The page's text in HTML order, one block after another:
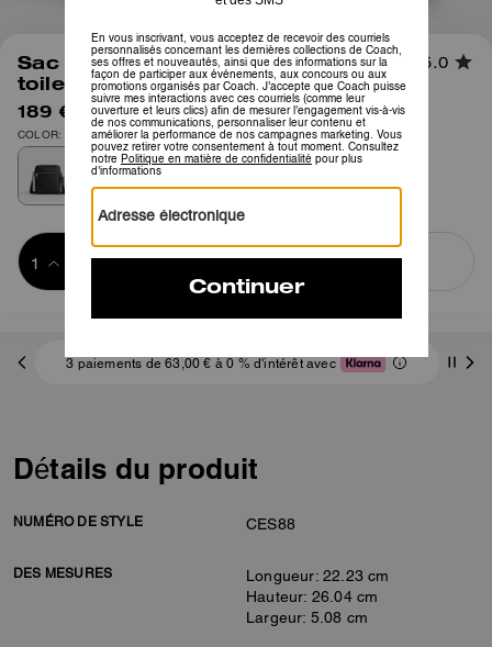
1/5
Sac bandoulière Tristan 22 en
toile Signature
5.0
189 € 295 €
COLOR: Argent/Noir exclusif
Ajouter au
3 paiements de 63,00 € à 0 % d'intérêt avec
Détails du produit
NUMÉRO DE STYLE CES88
DES MESURES
Longueur: 22.23 cm
Hauteur: 26.04 cm
Largeur: 5.08 cm